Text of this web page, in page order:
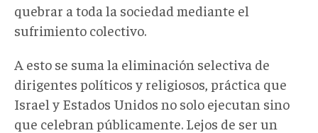
quebrar a toda la sociedad mediante el
sufrimiento colectivo.
A esto se suma la eliminación selectiva de
dirigentes políticos y religiosos, práctica que
Israel y Estados Unidos no solo ejecutan sino
que celebran públicamente. Lejos de ser un